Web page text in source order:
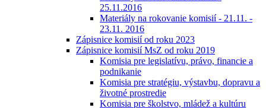
25.11.2016
Materiály na rokovanie komisií - 21.11. -
23.11. 2016
Zápisnice komisií od roku 2023
Zápisnice komisií MsZ od roku 2019
Komisia pre legislatívu, právo, financie a
podnikanie
Komisia pre stratégiu, výstavbu, dopravu a
životné prostredie
Komisia pre školstvo, mládež a kultúru